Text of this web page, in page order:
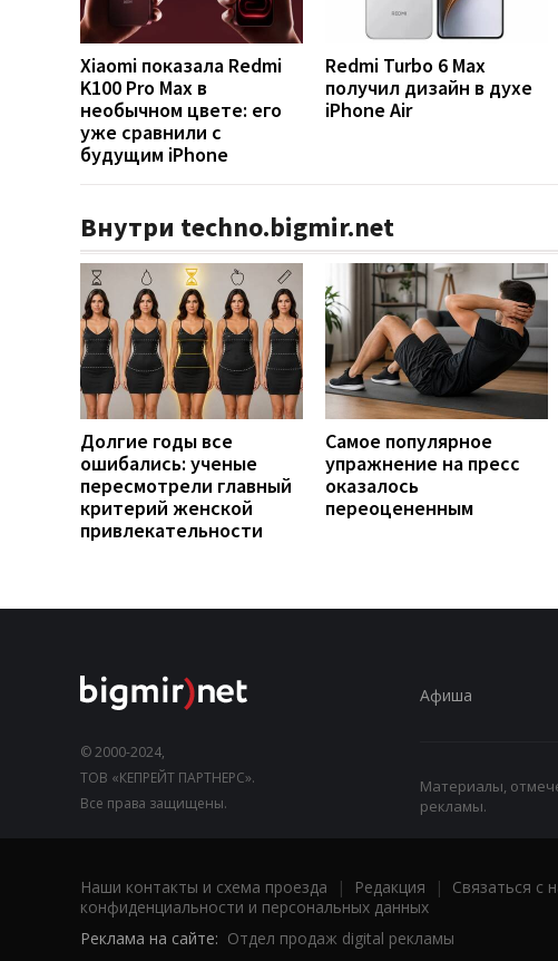
Xiaomi показала Redmi
K100 Pro Max в
необычном цвете: его
уже сравнили с
будущим iPhone
Redmi Turbo 6 Max
получил дизайн в духе
iPhone Air
Внутри techno.bigmir.net
Долгие годы все
ошибались: ученые
пересмотрели главный
критерий женской
привлекательности
Самое популярное
упражнение на пресс
оказалось
переоцененным
© 2000-2024,
ТОВ «КЕПРЕЙТ ПАРТНЕРС».
Все права защищены.
Афиша
Материалы,
рекламы.
Наши контакты и схема проезда | Редакция | Связаться с
конфиденциальности и персональных данных
Реклама на сайте: Отдел продаж digital рекламы